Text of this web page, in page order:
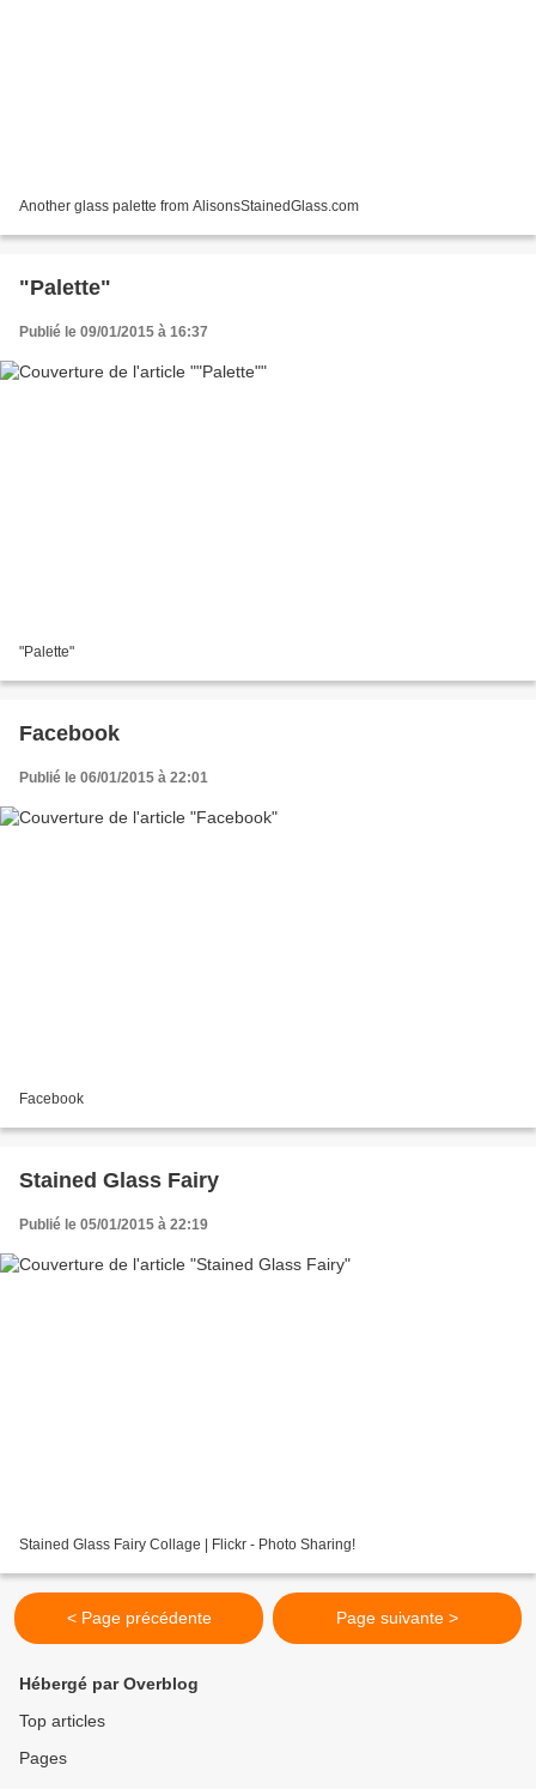
Another glass palette from AlisonsStainedGlass.com
"Palette"
Publié le 09/01/2015 à 16:37
"Palette"
Facebook
Publié le 06/01/2015 à 22:01
Facebook
Stained Glass Fairy
Publié le 05/01/2015 à 22:19
Stained Glass Fairy Collage | Flickr - Photo Sharing!
< Page précédente Page suivante >
Hébergé par Overblog
Top articles
Pages